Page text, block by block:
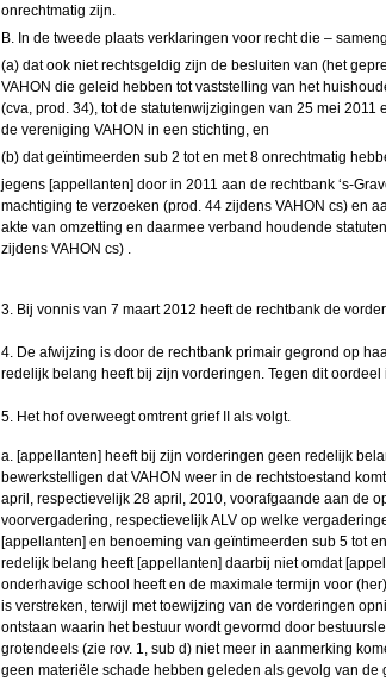
onrechtmatig zijn.
B. In de tweede plaats verklaringen voor recht die –
(a) dat ook niet rechtsgeldig zijn de besluiten van (het
VAHON die geleid hebben tot vaststelling van het
(cva, prod. 34), tot de statutenwijzigingen van 25 mei 2011
de vereniging VAHON in een stichting, en
(b) dat geïntimeerden sub 2 tot en met 8 onrechtmatig
jegens [appellanten] door in 2011 aan de rechtbank ‘s-
machtiging te verzoeken (prod. 44 zijdens VAHON cs) en
akte van omzetting en daarmee verband houdende
zijdens VAHON cs) .
3. Bij vonnis van 7 maart 2012 heeft de rechtbank de
4. De afwijzing is door de rechtbank primair gegrond op
redelijk belang heeft bij zijn vorderingen. Tegen dit oordeel
5. Het hof overweegt omtrent grief II als volgt.
a. [appellanten] heeft bij zijn vorderingen geen redelijk
bewerkstelligen dat VAHON weer in de rechtstoestand
april, respectievelijk 28 april, 2010, voorafgaande aan de
voorvergadering, respectievelijk ALV op welke
[appellanten] en benoeming van geïntimeerden sub 5 tot
redelijk belang heeft [appellanten] daarbij niet omdat
onderhavige school heeft en de maximale termijn voor
is verstreken, terwijl met toewijzing van de vorderingen
ontstaan waarin het bestuur wordt gevormd door
grotendeels (zie rov. 1, sub d) niet meer in aanmerking
geen materiële schade hebben geleden als gevolg van de